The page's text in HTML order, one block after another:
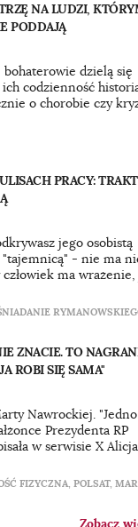
NA LUDZI,
PODDAJĄ
dzielą się
codzienność
o chorobie czy
PRACY:
jego osobistą
- nie ma
ma
ZNACIE. TO
ROBI SIĘ SAMA"
Nawrockiej.
Prezydenta RP
w serwisie X Alicja
FIZYCZNA, POLSAT,
Zobacz